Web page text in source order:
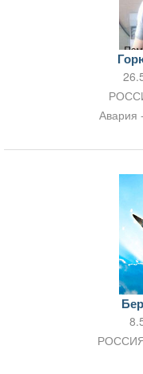
Авария
РОССИЯ